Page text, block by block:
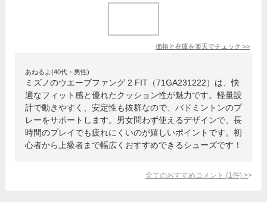
価格と在庫を楽天でチェック >>
あねるよ(40代・男性)
ミズノのウエーブファング 2 FIT（71GA231222）は、快
適なフィット感と優れたクッション性が魅力です。軽量設
計で動きやすく、安定性も抜群なので、バドミントンのプ
レーをサポートします。男女問わず使えるデザインで、長
時間のプレイでも疲れにくいのが嬉しいポイントです。初
心者から上級者まで幅広くおすすめできるシューズです！
全てのおすすめコメント (1 件) >